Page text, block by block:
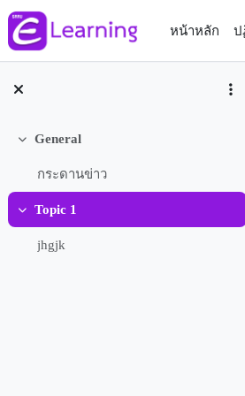
ข้ามไปที่เนื้อหาหลัก
หน้าหลัก
ป
General
กระดานข่าว
Topic 1
jhgjk